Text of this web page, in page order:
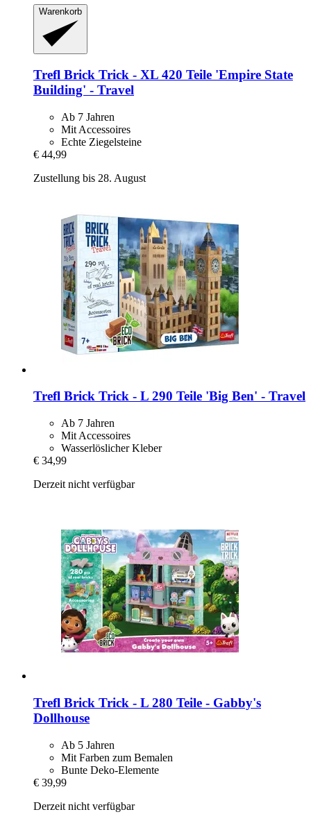
Warenkorb
Trefl Brick Trick -​ XL 420 Teile 'Empire State
Building' -​ Travel
Ab 7 Jahren
Mit Accessoires
Echte Ziegelsteine
€ 44,99
Zustellung bis 28. August
Trefl Brick Trick -​ L 290 Teile 'Big Ben' -​ Travel
Ab 7 Jahren
Mit Accessoires
Wasserlöslicher Kleber
€ 34,99
Derzeit nicht verfügbar
Trefl Brick Trick -​ L 280 Teile -​ Gabby's
Dollhouse
Ab 5 Jahren
Mit Farben zum Bemalen
Bunte Deko-Elemente
€ 39,99
Derzeit nicht verfügbar